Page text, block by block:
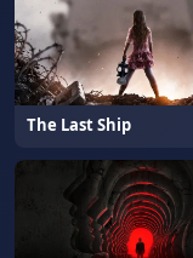
The Last Ship